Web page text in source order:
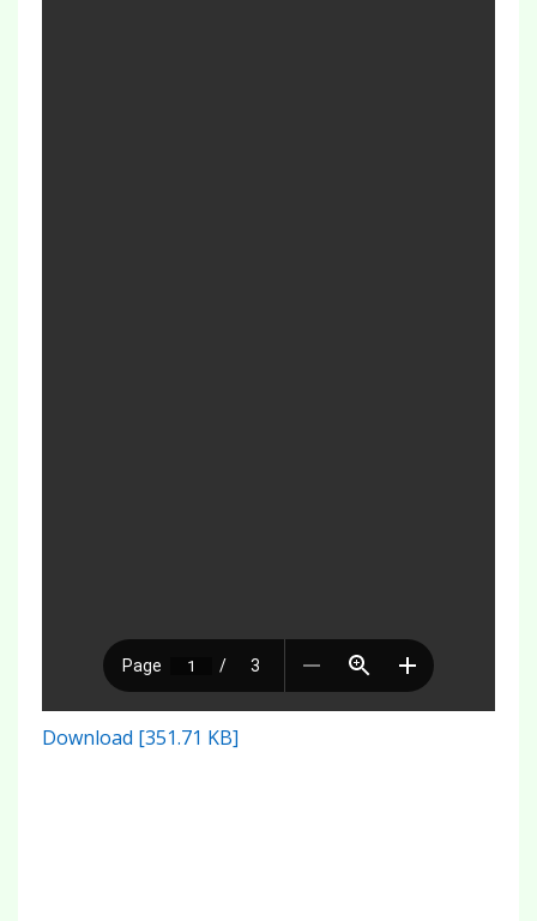
Download [351.71 KB]